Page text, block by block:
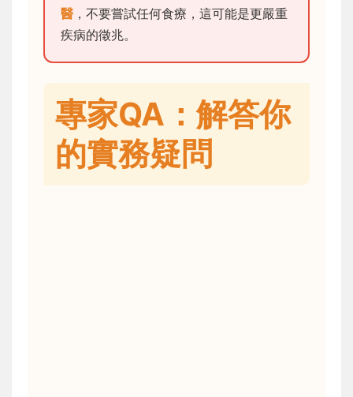
醫 ，不要嘗試任何食療，這可能是更嚴重
疾病的徵兆。
專家QA：解答你
的實務疑問